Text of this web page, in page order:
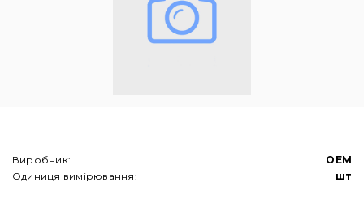
Виробник:
OEM
Одиниця вимірювання:
шт